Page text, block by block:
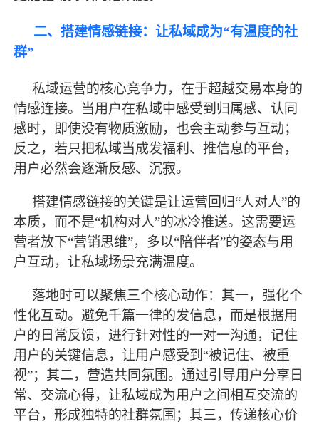
二、搭建情感链接：让私域成为“有温度的社
群”
私域运营的核心竞争力，在于超越交易本身的
情感连接。当用户在私域中感受到归属感、认同
感时，即使没有物质激励，也会主动参与互动；
反之，若只把私域当成发福利、推信息的平台，
用户必然会逐渐反感、沉寂。
搭建情感链接的关键是让运营回归“人对人”的
本质，而不是“机构对人”的冰冷推送。这需要运
营者放下“营销思维”，多以“陪伴者”的姿态与用
户互动，让私域场景充满温度。
落地时可以聚焦三个核心动作：其一，强化个
性化互动。避免千篇一律的发信息，而是根据用
户的日常反馈，进行针对性的一对一沟通，记住
用户的关键信息，让用户感受到 “被记住、被重
视”；其二，营造共同氛围。通过引导用户分享日
常、交流心得，让私域成为用户之间相互交流的
平台，形成独特的社群氛围；其三，传递核心价